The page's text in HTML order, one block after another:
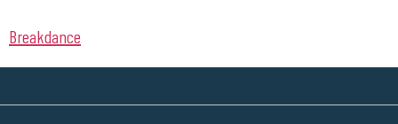
Breakdance